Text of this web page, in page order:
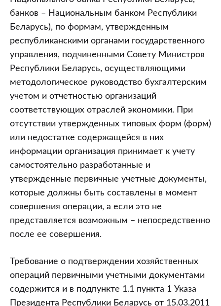
банков – Национальным банком Республики
Беларусь), по формам, утвержденным
республиканскими органами государственного
управления, подчиненными Совету Министров
Республики Беларусь, осуществляющими
методологическое руководство бухгалтерским
учетом и отчетностью организаций
соответствующих отраслей экономики. При
отсутствии утвержденных типовых форм (форм)
или недостатке содержащейся в них
информации организация принимает к учету
самостоятельно разработанные и
утвержденные первичные учетные документы,
которые должны быть составлены в момент
совершения операции, а если это не
представляется возможным – непосредственно
после ее совершения.
Требование о подтверждении хозяйственных
операций первичными учетными документами
содержится и в подпункте 1.1 пункта 1 Указа
Президента Республики Беларусь от 15.03.2011